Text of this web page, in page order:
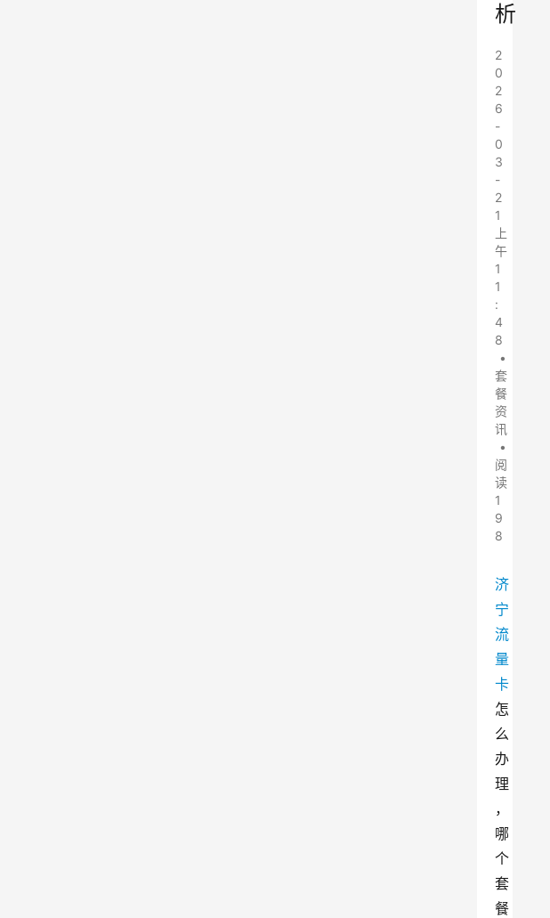
析
2
0
2
6
-
0
3
-
2
1
上
午
1
1
:
4
8
•
套
餐
资
讯
•
阅
读
1
9
8
济
宁
流
量
卡
怎
么
办
理
，
哪
个
套
餐